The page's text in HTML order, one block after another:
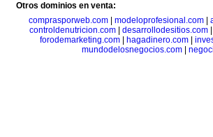
Otros dominios en venta:
comprasporweb.com| modeloprofesional.com|
controldenutricion.com
desarrollodesitios.com
forodemarketing.com| hagadinero.com|
mundodelosnegocios.com